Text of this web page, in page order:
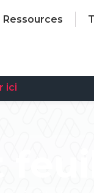
Ressources
ici